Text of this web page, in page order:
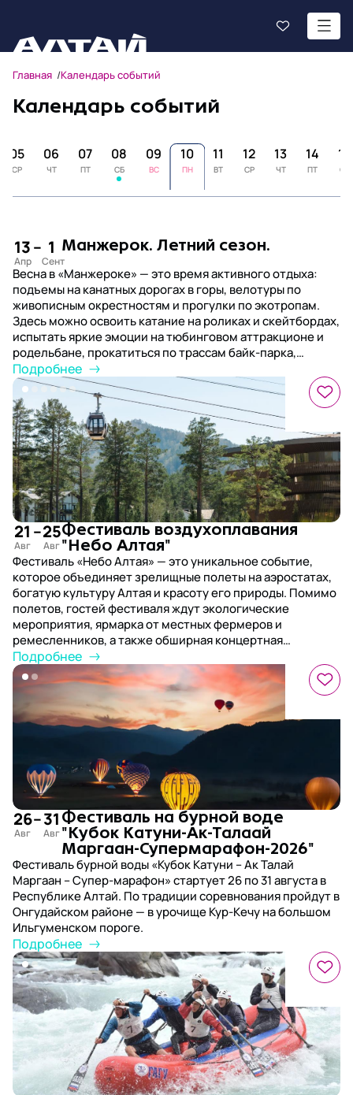
Главная Календарь событий
Календарь событий
05
СР
06
ЧТ
07
ПТ
08
СБ
09
ВС
10
ПН
11
ВТ
12
СР
13
ЧТ
14
ПТ
15
СБ
13– 1 Манжерок. Летний сезон.
Весна в «Манжероке» — это время активного отдыха:
подъемы на канатных дорогах в горы, велотуры по
живописным окрестностям и прогулки по экотропам.
Здесь можно освоить катание на роликах и скейтбордах,
испытать яркие эмоции на тюбинговом аттракционе и
родельбане, прокатиться по трассам байк-парка,
попробовать полеты на парапланах и поездки на
квадроциклах, а также побывать на экскурсиях к самым
живописным уголкам региона и к цветущему
маральнику.
Подробнее
21 –25Фестиваль воздухоплавания
"Небо Алтая"
Фестиваль «Небо Алтая» — это уникальное событие,
которое объединяет зрелищные полеты на аэростатах,
богатую культуру Алтая и красоту его природы. Помимо
полетов, гостей фестиваля ждут экологические
мероприятия, ярмарка от местных фермеров и
ремесленников, а также обширная концертная
программа и эко-акция – лекции экспертов о
переработке отходов и мастер-классы.
Подробнее
26–31 Фестиваль на бурной воде
"Кубок Катуни-Ак-Талаай
Маргаан-Супермарафон-2026"
Фестиваль бурной воды «Кубок Катуни – Ак Талай
Маргаан – Супер-марафон» стартует 26 по 31 августа в
Республике Алтай. По традиции соревнования пройдут в
Онгудайском районе — в урочище Кур-Кечу на большом
Ильгуменском пороге.
Подробнее